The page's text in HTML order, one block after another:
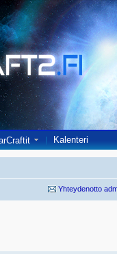
Kalenteri
Yhteydenotto